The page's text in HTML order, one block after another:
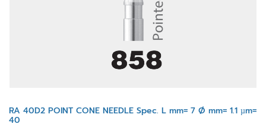
RA 40D2 POINT CONE NEEDLE Spec. L mm= 7 Ø mm= 1.1 µm=
40